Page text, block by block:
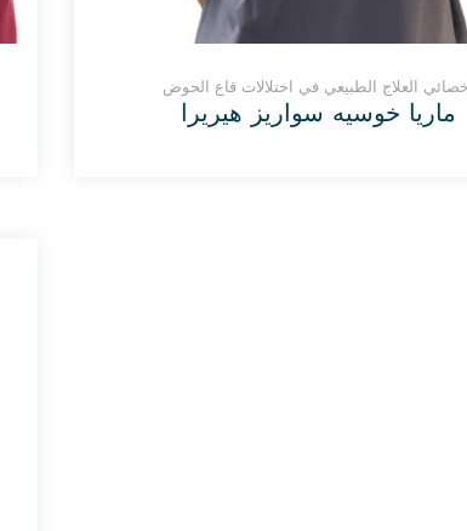
أخصائي العلاج الطبيعي في اختلالات قاع الحوض
ماريا خوسيه سواريز هيريرا